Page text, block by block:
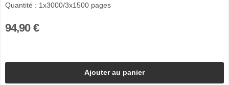
Quantité : 1x3000/3x1500 pages
94,90 €
Ajouter au panier